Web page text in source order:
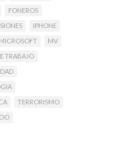
FONEROS
IPHONE
MICROSOFT
MV
TRABAJO
TERRORISMO